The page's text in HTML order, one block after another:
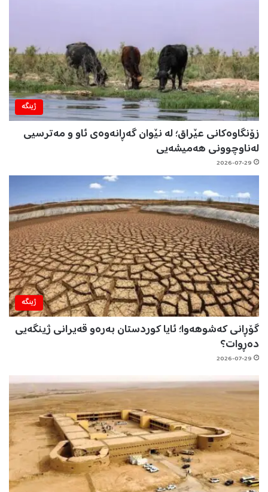
ژینگه‌
زۆنگاوەکانی عێراق؛ لە نێوان گەڕانەوەی ئاو و مەترسیی
لەناوچوونی هەمیشەیی
2026-07-29
ژینگه‌
گۆڕانی کەشوهەوا؛ ئایا کوردستان بەرەو قەیرانی ژینگەیی
دەڕوات؟
2026-07-29